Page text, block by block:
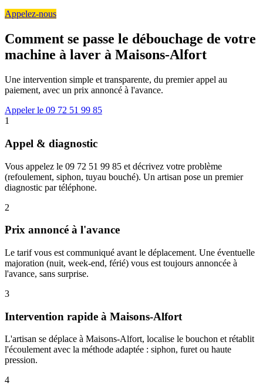
Appelez-nous
Comment se passe le débouchage de votre
machine à laver à Maisons-Alfort
Une intervention simple et transparente, du premier appel au
paiement, avec un prix annoncé à l'avance.
Appeler le 09 72 51 99 85
1
Appel & diagnostic
Vous appelez le 09 72 51 99 85 et décrivez votre problème
(refoulement, siphon, tuyau bouché). Un artisan pose un premier
diagnostic par téléphone.
2
Prix annoncé à l'avance
Le tarif vous est communiqué avant le déplacement. Une éventuelle
majoration (nuit, week-end, férié) vous est toujours annoncée à
l'avance, sans surprise.
3
Intervention rapide à Maisons-Alfort
L'artisan se déplace à Maisons-Alfort, localise le bouchon et rétablit
l'écoulement avec la méthode adaptée : siphon, furet ou haute
pression.
4